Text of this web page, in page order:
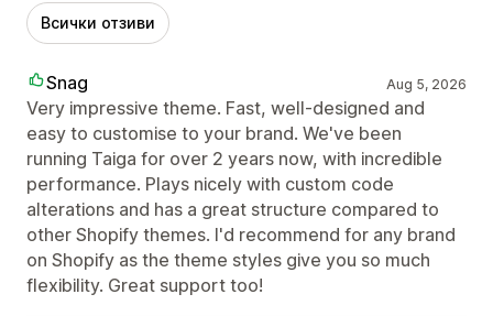
Всички отзиви
Snag Aug 5, 2026
Very impressive theme. Fast, well-designed and
easy to customise to your brand. We've been
running Taiga for over 2 years now, with incredible
performance. Plays nicely with custom code
alterations and has a great structure compared to
other Shopify themes. I'd recommend for any brand
on Shopify as the theme styles give you so much
flexibility. Great support too!